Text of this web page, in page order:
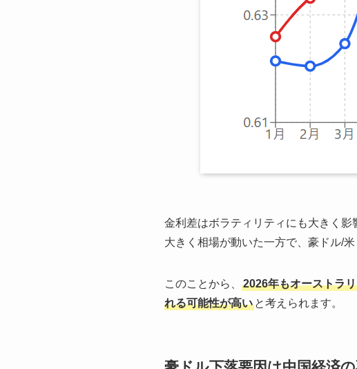
金利差はボラティリティにも大きく
大きく相場が動いた一方で、豪ドル/
このことから、
2026年もオーストラ
れる可能性が高い と考えられます。